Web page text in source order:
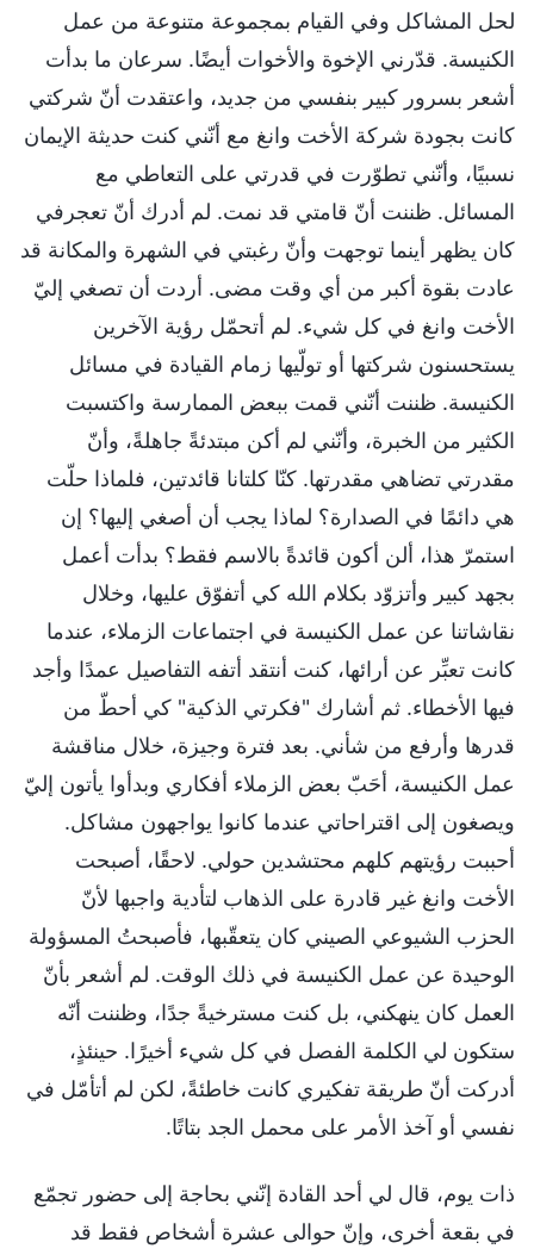
لحل المشاكل وفي القيام بمجموعة متنوعة من عمل
الكنيسة. قدّرني الإخوة والأخوات أيضًا. سرعان ما بدأت
أشعر بسرور كبير بنفسي من جديد، واعتقدت أنّ شركتي
كانت بجودة شركة الأخت وانغ مع أنّني كنت حديثة الإيمان
نسبيًا، وأنّني تطوّرت في قدرتي على التعاطي مع
المسائل. ظننت أنّ قامتي قد نمت. لم أدرك أنّ تعجرفي
كان يظهر أينما توجهت وأنّ رغبتي في الشهرة والمكانة قد
عادت بقوة أكبر من أي وقت مضى. أردت أن تصغي إليّ
الأخت وانغ في كل شيء. لم أتحمّل رؤية الآخرين
يستحسنون شركتها أو تولّيها زمام القيادة في مسائل
الكنيسة. ظننت أنّني قمت ببعض الممارسة واكتسبت
الكثير من الخبرة، وأنّني لم أكن مبتدئةً جاهلةً، وأنّ
مقدرتي تضاهي مقدرتها. كنّا كلتانا قائدتين، فلماذا حلّت
هي دائمًا في الصدارة؟ لماذا يجب أن أصغي إليها؟ إن
استمرّ هذا، ألن أكون قائدةً بالاسم فقط؟ بدأت أعمل
بجهد كبير وأتزوّد بكلام الله كي أتفوّق عليها، وخلال
نقاشاتنا عن عمل الكنيسة في اجتماعات الزملاء، عندما
كانت تعبِّر عن أرائها، كنت أنتقد أتفه التفاصيل عمدًا وأجد
فيها الأخطاء. ثم أشارك "فكرتي الذكية" كي أحطّ من
قدرها وأرفع من شأني. بعد فترة وجيزة، خلال مناقشة
عمل الكنيسة، أحَبّ بعض الزملاء أفكاري وبدأوا يأتون إليّ
ويصغون إلى اقتراحاتي عندما كانوا يواجهون مشاكل.
أحببت رؤيتهم كلهم محتشدين حولي. لاحقًا، أصبحت
الأخت وانغ غير قادرة على الذهاب لتأدية واجبها لأنّ
الحزب الشيوعي الصيني كان يتعقّبها، فأصبحتُ المسؤولة
الوحيدة عن عمل الكنيسة في ذلك الوقت. لم أشعر بأنّ
العمل كان ينهكني، بل كنت مسترخيةً جدًا، وظننت أنّه
ستكون لي الكلمة الفصل في كل شيء أخيرًا. حينئذٍ،
أدركت أنّ طريقة تفكيري كانت خاطئةً، لكن لم أتأمّل في
نفسي أو آخذ الأمر على محمل الجد بتاتًا.
ذات يوم، قال لي أحد القادة إنّني بحاجة إلى حضور تجمّع
في بقعة أخرى، وإنّ حوالى عشرة أشخاص فقط قد